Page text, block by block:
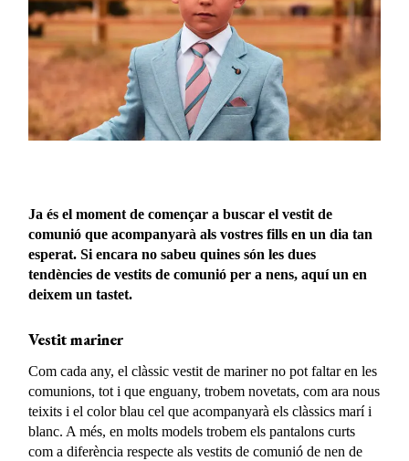
Ja és el moment de començar a buscar el vestit de
comunió que acompanyarà als vostres fills en un dia tan
esperat. Si encara no sabeu quines són les dues
tendències de vestits de comunió per a nens, aquí un en
deixem un tastet.
Vestit mariner
Com cada any, el clàssic vestit de mariner no pot faltar en les
comunions, tot i que enguany, trobem novetats, com ara nous
teixits i el color blau cel que acompanyarà els clàssics marí i
blanc. A més, en molts models trobem els pantalons curts
com a diferència respecte als vestits de comunió de nen de